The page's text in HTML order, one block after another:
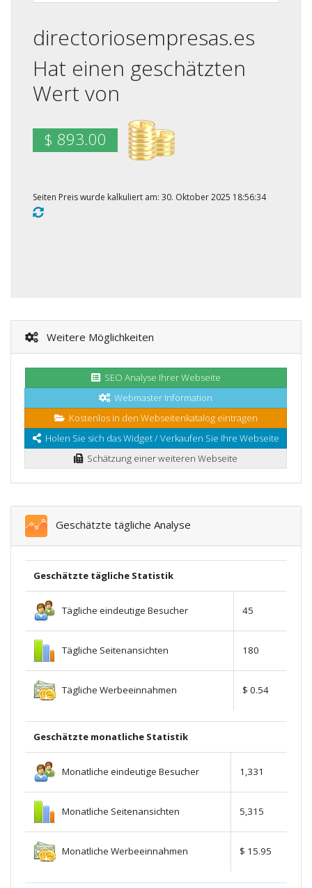
directoriosempresas.es
Hat einen geschätzten
Wert von
$ 893.00
Seiten Preis wurde kalkuliert am: 30. Oktober 2025 18:56:34
Weitere Möglichkeiten
SEO Analyse Ihrer Webseite
Webmaster Information
Kostenlos in den Webseitenkatalog eintragen
Holen Sie sich das Widget / Verkaufen Sie Ihre Webseite
Schätzung einer weiteren Webseite
Geschätzte tägliche Analyse
Geschätzte tägliche Statistik
Tägliche eindeutige Besucher 45
Tägliche Seitenansichten 180
Tägliche Werbeeinnahmen $ 0.54
Geschätzte monatliche Statistik
Monatliche eindeutige Besucher 1,331
Monatliche Seitenansichten 5,315
Monatliche Werbeeinnahmen $ 15.95